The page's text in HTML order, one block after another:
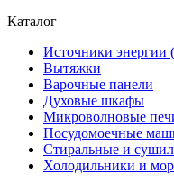
Каталог
Источники энергии
Вытяжки
Варочные панели
Духовые шкафы
Микроволновые
Посудомоечные
Стиральные и
Холодильники и